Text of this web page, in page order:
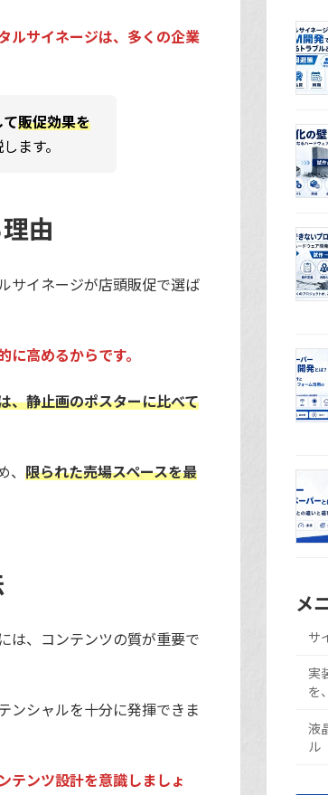
ルサイネージは、多くの企業
販促効果を
ます。
由
サイネージが店頭販促で選ば
高めるからです。
、静止画のポスターに比べて
、限られた売場スペースを最
は、コンテンツの質が重要で
ンシャルを十分に発揮できま
テンツ設計を意識しましょ
メ
サ
実
を
液
ル